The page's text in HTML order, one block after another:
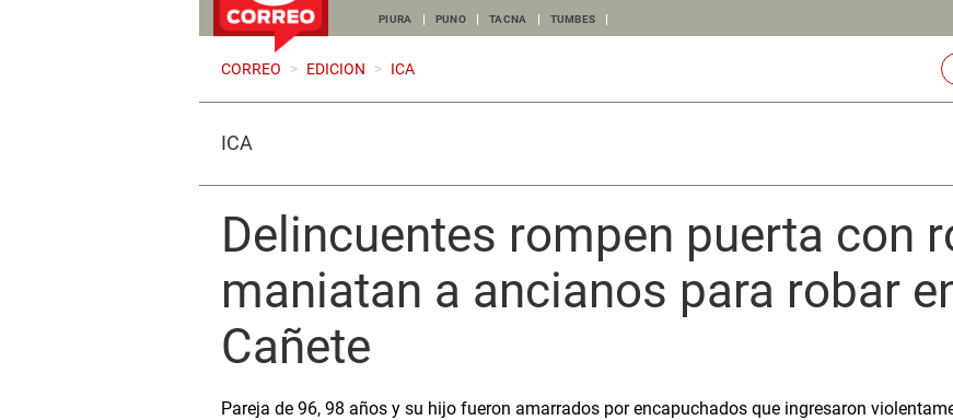
PIURA PUNO TACNA TUMBES
CORREO > EDICION > ICA
ICA
Delincuentes rompen puerta con
maniatan a ancianos para robar
Cañete
Pareja de 96, 98 años y su hijo fueron amarrados por encapuchados que ingresaron